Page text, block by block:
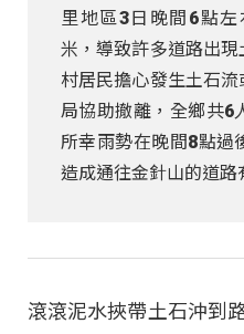
里地區3日晚間6點
米，導致許多道路出
村居民擔心發生土石
局協助撤離，全鄉共6
所幸雨勢在晚間8點過
造成通往金針山的道路
滾滾泥水挾帶土石沖到